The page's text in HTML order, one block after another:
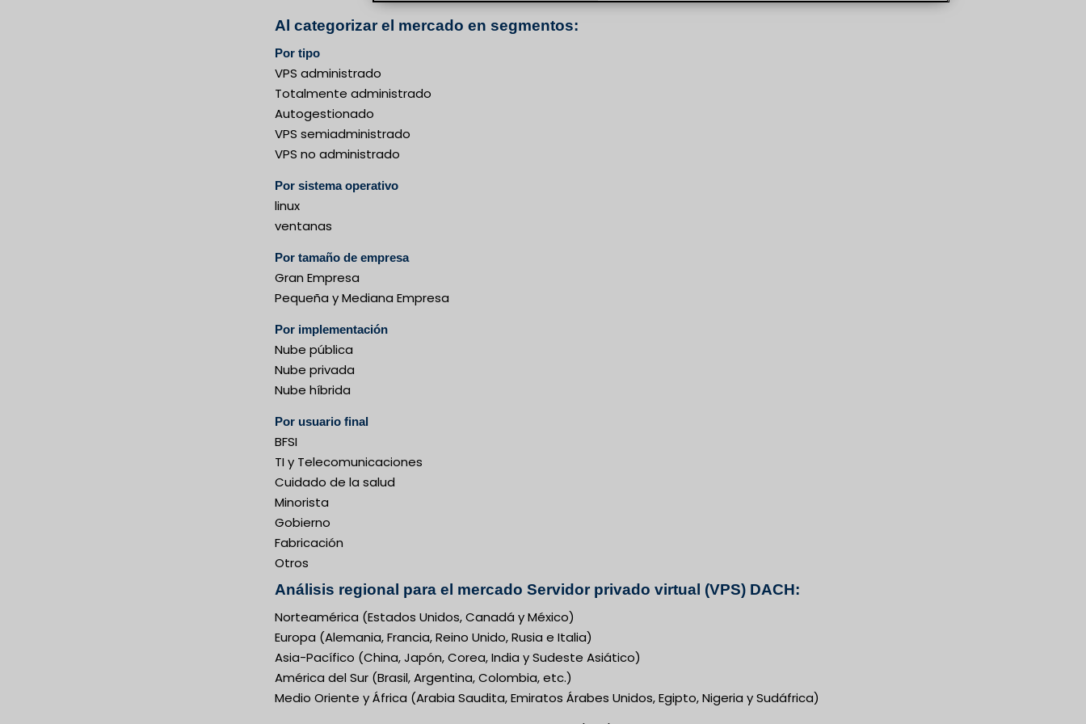
Al categorizar el mercado en segmentos:
Por tipo
VPS administrado
Totalmente administrado
Autogestionado
VPS semiadministrado
VPS no administrado
Por sistema operativo
linux
ventanas
Por tamaño de empresa
Gran Empresa
Pequeña y Mediana Empresa
Por implementación
Nube pública
Nube privada
Nube híbrida
Por usuario final
BFSI
TI y Telecomunicaciones
Cuidado de la salud
Minorista
Gobierno
Fabricación
Otros
Análisis regional para el mercado Servidor privado virtual (VPS) DACH:
Norteamérica (Estados Unidos, Canadá y México)
Europa (Alemania, Francia, Reino Unido, Rusia e Italia)
Asia-Pacífico (China, Japón, Corea, India y Sudeste Asiático)
América del Sur (Brasil, Argentina, Colombia, etc.)
Medio Oriente y África (Arabia Saudita, Emiratos Árabes Unidos, Egipto, Nigeria y Sudáfrica)